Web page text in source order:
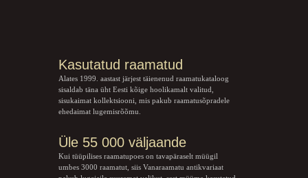
Kasutatud raamatud
Alates 1999. aastast järjest täienenud raamatukataloog
sisaldab täna üht Eesti kõige hoolikamalt valitud,
sisukaimat kollektsiooni, mis pakub raamatusõpradele
ehedaimat lugemisrõõmu.
Üle 55 000 väljaande
Kui tüüpilises raamatupoes on tavapäraselt müügil
umbes 3000 raamatut, siis Vanaraamatu antikvariaat